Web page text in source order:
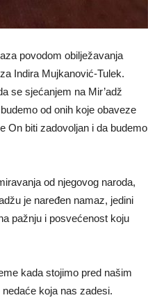
povodom obilježavanja
Indira Mujkanović-Tulek.
se sjećanjem na Mir’adž
od onih koje obaveze
On biti zadovoljan i da budemo
od njegovog naroda,
je naređen namaz, jedini
pažnju i posvećenost koju
kada stojimo pred našim
koja nas zadesi.